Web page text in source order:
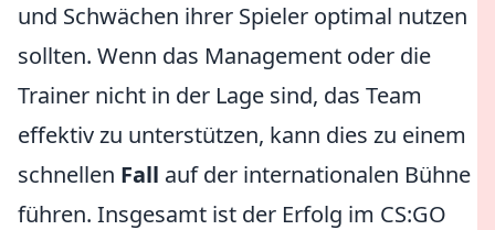
und Schwächen ihrer Spieler optimal nutzen
sollten. Wenn das Management oder die
Trainer nicht in der Lage sind, das Team
effektiv zu unterstützen, kann dies zu einem
schnellen Fall auf der internationalen Bühne
führen. Insgesamt ist der Erfolg im CS:GO